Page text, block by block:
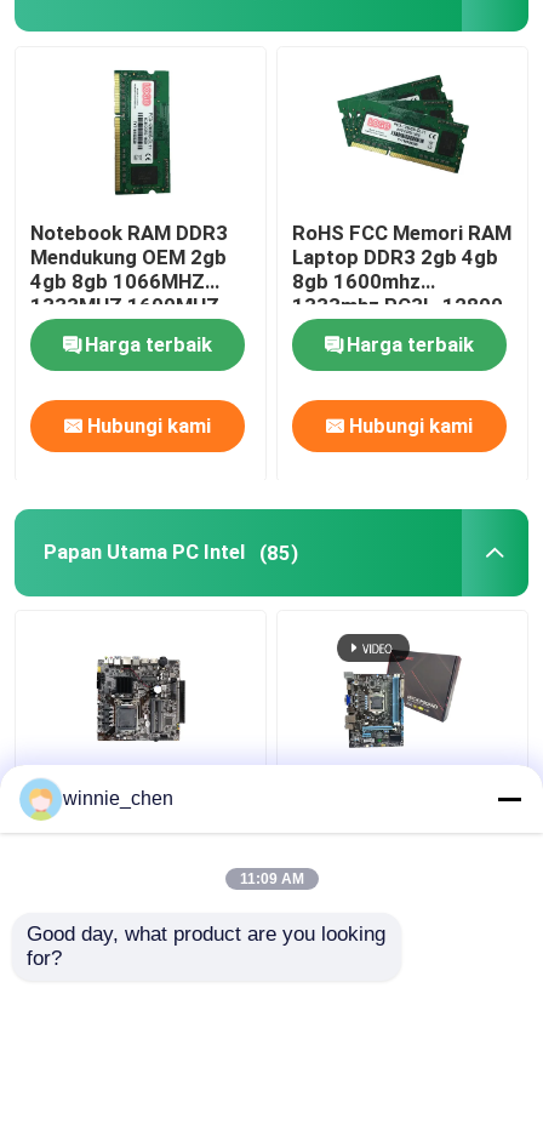
Notebook RAM DDR3
Mendukung OEM 2gb
4gb 8gb 1066MHZ
1333MHZ 1600MHZ
Memori
Harga terbaik
Hubungi kami
RoHS FCC Memori RAM
Laptop DDR3 2gb 4gb
8gb 1600mhz
1333mhz PC3L-12800
Harga terbaik
Hubungi kami
Papan Utama PC Intel (85)
LGA 1151 Soket DDR4
Intel PC Motherboard
Mainboard DDR4 DDR3
winnie_chen
11:09 AM
Good day, what product are you looking
for?